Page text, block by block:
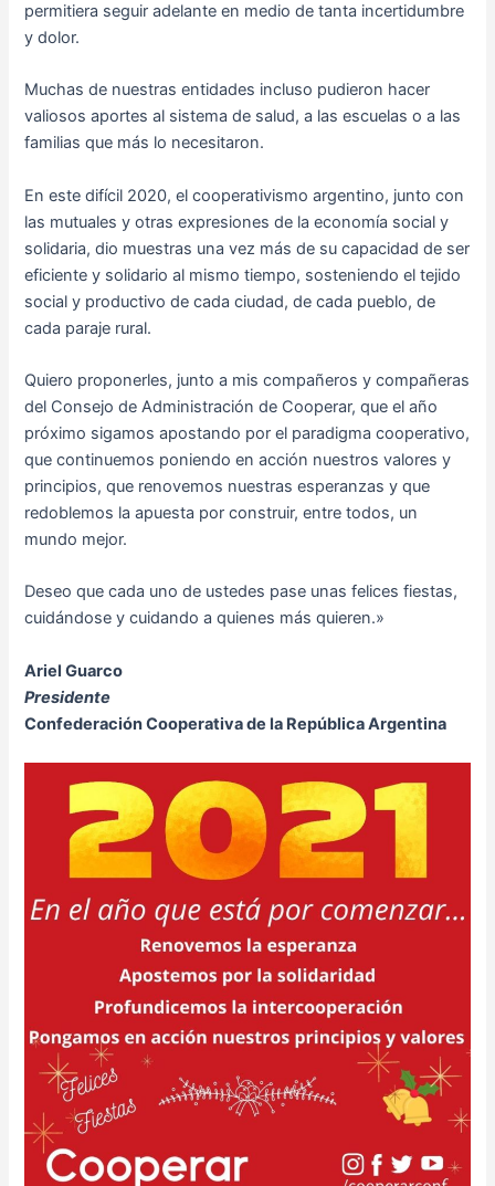
permitiera seguir adelante en medio de tanta incertidumbre
y dolor.
Muchas de nuestras entidades incluso pudieron hacer
valiosos aportes al sistema de salud, a las escuelas o a las
familias que más lo necesitaron.
En este difícil 2020, el cooperativismo argentino, junto con
las mutuales y otras expresiones de la economía social y
solidaria, dio muestras una vez más de su capacidad de ser
eficiente y solidario al mismo tiempo, sosteniendo el tejido
social y productivo de cada ciudad, de cada pueblo, de
cada paraje rural.
Quiero proponerles, junto a mis compañeros y compañeras
del Consejo de Administración de Cooperar, que el año
próximo sigamos apostando por el paradigma cooperativo,
que continuemos poniendo en acción nuestros valores y
principios, que renovemos nuestras esperanzas y que
redoblemos la apuesta por construir, entre todos, un
mundo mejor.
Deseo que cada uno de ustedes pase unas felices fiestas,
cuidándose y cuidando a quienes más quieren.»
Ariel Guarco
Presidente
Confederación Cooperativa de la República Argentina